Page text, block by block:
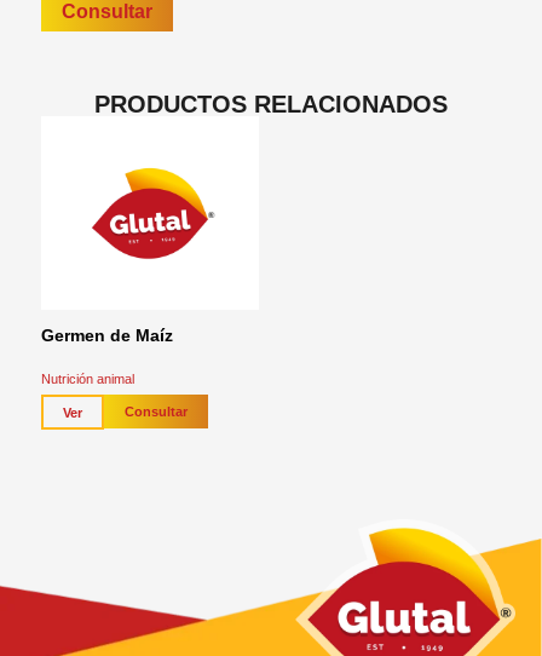
Consultar
PRODUCTOS RELACIONADOS
Germen de Maíz
Nutrición animal
Ver Consultar